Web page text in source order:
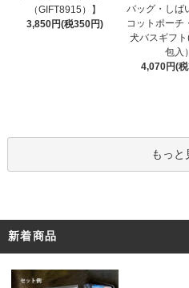
（GIFT8915）】
3,850円(税350円)
バッグ・しば
コットポーチ
犬バスギフト
包入）
4,070円(
もっと
新着商品